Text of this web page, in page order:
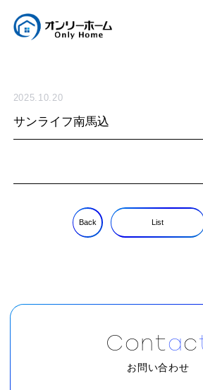
2025.10.20
サンライフ南馬込
Back List
Contac
お問い合わせ